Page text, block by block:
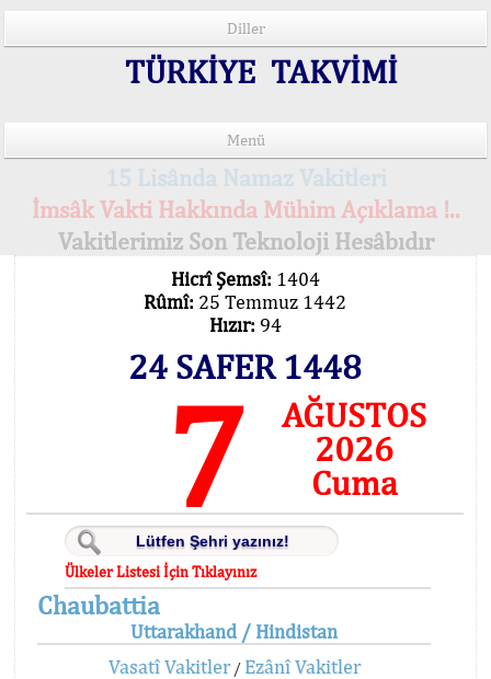
Diller
TÜRKİYE TAKVİMİ
Menü
15 Lisânda Namaz Vakitleri
İmsâk Vakti Hakkında Mühim Açıklama !..
Vakitlerimiz Son Teknoloji Hesâbıdır
Hicrî Şemsî: 1404
Rûmî: 25 Temmuz 1442
Hızır: 94
24 SAFER 1448
7
AĞUSTOS
2026
Cuma
Ülkeler Listesi İçin Tıklayınız
Chaubattia
Uttarakhand / Hindistan
Vasatî Vakitler/ Ezânî Vakitler